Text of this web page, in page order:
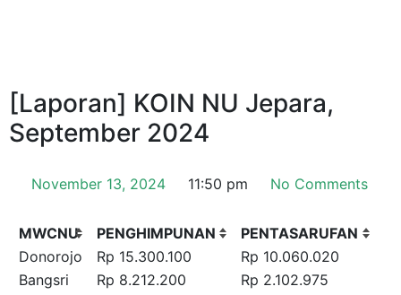
[Laporan] KOIN NU Jepara,
September 2024
November 13, 2024 11:50 pm No Comments
MWCNU PENGHIMPUNAN
PENTASARUFAN
Donorojo
Rp 15.300.100
Rp 10.060.020
Bangsri
Rp 8.212.200
Rp 2.102.975